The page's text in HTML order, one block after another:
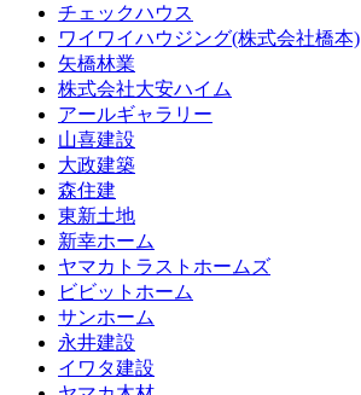
チェックハウス
ワイワイハウジング(株式会社橋本)
矢橋林業
株式会社大安ハイム
アールギャラリー
山喜建設
大政建築
森住建
東新土地
新幸ホーム
ヤマカトラストホームズ
ビビットホーム
サンホーム
永井建設
イワタ建設